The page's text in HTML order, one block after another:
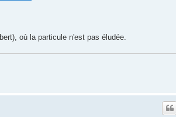
où la particule n'est pas éludée.